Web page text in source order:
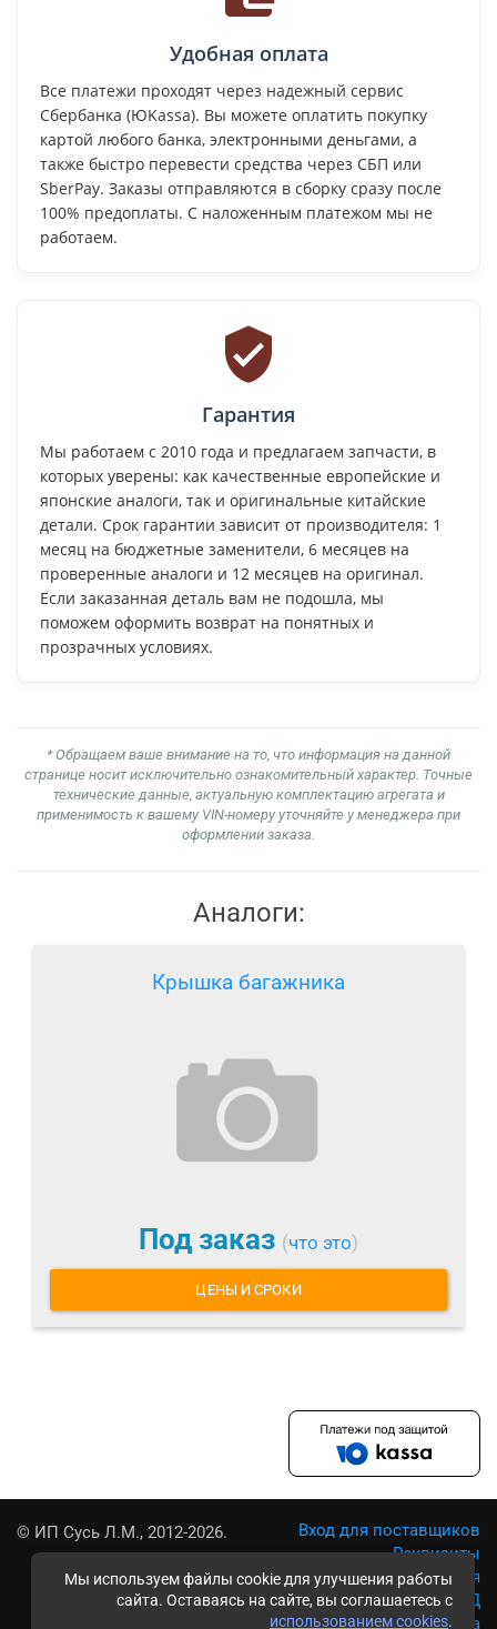
Мы используем файлы cookie для улучшения работы
сайта. Оставаясь на сайте, вы соглашаетесь с
использованием cookies.
Удобная оплата
Все платежи проходят через надежный сервис
Сбербанка (ЮKassa). Вы можете оплатить покупку
картой любого банка, электронными деньгами, а
также быстро перевести средства через СБП или
SberPay. Заказы отправляются в сборку сразу после
100% предоплаты. С наложенным платежом мы не
работаем.
Гарантия
Мы работаем с 2010 года и предлагаем запчасти, в
которых уверены: как качественные европейские и
японские аналоги, так и оригинальные китайские
детали. Срок гарантии зависит от производителя: 1
месяц на бюджетные заменители, 6 месяцев на
проверенные аналоги и 12 месяцев на оригинал.
Если заказанная деталь вам не подошла, мы
поможем оформить возврат на понятных и
прозрачных условиях.
* Обращаем ваше внимание на то, что информация на данной
странице носит исключительно ознакомительный характер. Точные
технические данные, актуальную комплектацию агрегата и
применимость к вашему VIN-номеру уточняйте у менеджера при
оформлении заказа.
Аналоги:
Крышка багажника
Под заказ (что это)
ЦЕНЫ И СРОКИ
© ИП Сусь Л.М., 2012-2026.
Вход для поставщиков
Реквизиты
Условия использования
Политика обработки ПД
Карта сайта